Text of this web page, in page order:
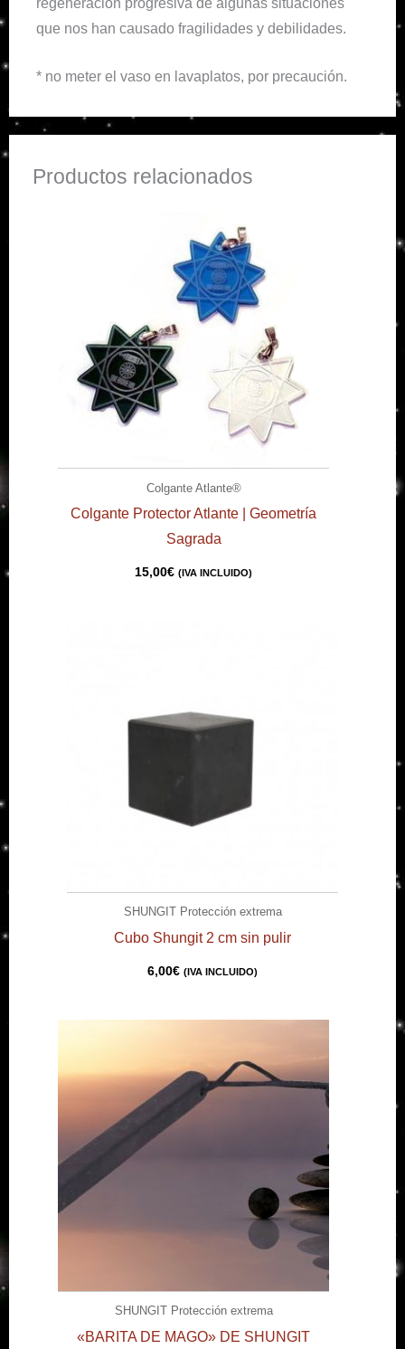
regeneración progresiva de algunas situaciones
que nos han causado fragilidades y debilidades.
* no meter el vaso en lavaplatos, por precaución.
Productos relacionados
Colgante Atlante®
Colgante Protector Atlante | Geometría
Sagrada
15,00€ (IVA INCLUIDO)
SHUNGIT Protección extrema
Cubo Shungit 2 cm sin pulir
6,00€ (IVA INCLUIDO)
SHUNGIT Protección extrema
«BARITA DE MAGO» DE SHUNGIT